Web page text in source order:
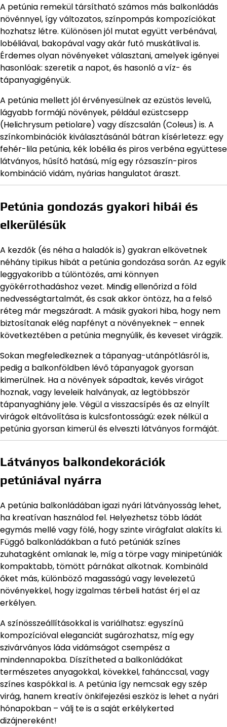
A petúnia remekül társítható számos más balkonládás
növénnyel, így változatos, színpompás kompozíciókat
hozhatsz létre. Különösen jól mutat együtt verbénával,
lobéliával, bakopával vagy akár futó muskátlival is.
Érdemes olyan növényeket választani, amelyek igényei
hasonlóak: szeretik a napot, és hasonló a víz- és
tápanyagigényük.
A petúnia mellett jól érvényesülnek az ezüstös levelű,
lágyabb formájú növények, például ezüstcsepp
(Helichrysum petiolare) vagy díszcsalán (Coleus) is. A
színkombinációk kiválasztásánál bátran kísérletezz: egy
fehér-lila petúnia, kék lobélia és piros verbéna együttese
látványos, hűsítő hatású, míg egy rózsaszín-piros
kombináció vidám, nyárias hangulatot áraszt.
Petúnia gondozás gyakori hibái és
elkerülésük
A kezdők (és néha a haladók is) gyakran elkövetnek
néhány tipikus hibát a petúnia gondozása során. Az egyik
leggyakoribb a túlöntözés, ami könnyen
gyökérrothadáshoz vezet. Mindig ellenőrizd a föld
nedvességtartalmát, és csak akkor öntözz, ha a felső
réteg már megszáradt. A másik gyakori hiba, hogy nem
biztosítanak elég napfényt a növényeknek – ennek
következtében a petúnia megnyúlik, és keveset virágzik.
Sokan megfeledkeznek a tápanyag-utánpótlásról is,
pedig a balkonföldben lévő tápanyagok gyorsan
kimerülnek. Ha a növények sápadtak, kevés virágot
hoznak, vagy leveleik halványak, az legtöbbször
tápanyaghiány jele. Végül a visszacsípés és az elnyílt
virágok eltávolítása is kulcsfontosságú: ezek nélkül a
petúnia gyorsan kimerül és elveszti látványos formáját.
Látványos balkondekorációk
petúniával nyárra
A petúnia balkonládában igazi nyári látványosság lehet,
ha kreatívan használod fel. Helyezhetsz több ládát
egymás mellé vagy fölé, hogy szinte virágfalat alakíts ki.
Függő balkonládákban a futó petúniák színes
zuhatagként omlanak le, míg a törpe vagy minipetúniák
kompaktabb, tömött párnákat alkotnak. Kombináld
őket más, különböző magasságú vagy levelezetű
növényekkel, hogy izgalmas térbeli hatást érj el az
erkélyen.
A színösszeállításokkal is variálhatsz: egyszínű
kompozícióval eleganciát sugározhatsz, míg egy
szivárványos láda vidámságot csempész a
mindennapokba. Díszítheted a balkonládákat
természetes anyagokkal, kövekkel, fahánccsal, vagy
színes kaspókkal is. A petúnia így nemcsak egy szép
virág, hanem kreatív önkifejezési eszköz is lehet a nyári
hónapokban – válj te is a saját erkélykerted
dizájnereként!